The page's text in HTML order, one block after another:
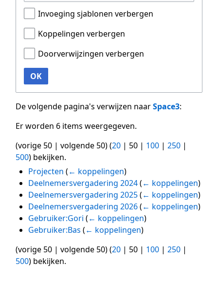
Invoeging sjablonen verbergen
Koppelingen verbergen
Doorverwijzingen verbergen
OK
De volgende pagina's verwijzen naarSpace3:
Er worden 6 items weergegeven.
(vorige 50 | volgende 50) (20 | 50 | 100 | 250 |
500) bekijken.
Projecten (← koppelingen)
Deelnemersvergadering 2024 (← koppelingen)
Deelnemersvergadering 2025 (← koppelingen)
Deelnemersvergadering 2026 (← koppelingen)
Gebruiker:Gori (← koppelingen)
Gebruiker:Bas (← koppelingen)
(vorige 50 | volgende 50) (20 | 50 | 100 | 250 |
500) bekijken.